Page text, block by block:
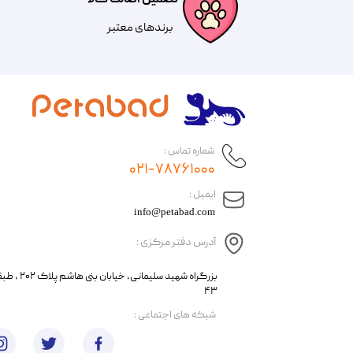
​​برندهای معتبر​​​​​​​
​ایمیل :
آدرس دفتر مرکزی :
info@petabad.com
​​بزرگراه شهید
۴۳
شماره تماس :
۰۲۱-۷۸۷۶۱۰۰۰
​شبکه های اجتماعی :